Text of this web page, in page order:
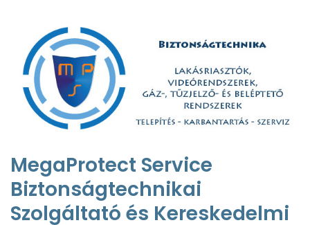
MegaProtect Service
Biztonságtechnikai
Szolgáltató és Kereskedelmi